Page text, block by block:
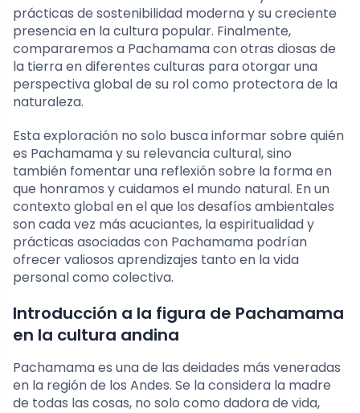
prácticas de sostenibilidad moderna y su creciente
presencia en la cultura popular. Finalmente,
compararemos a Pachamama con otras diosas de
la tierra en diferentes culturas para otorgar una
perspectiva global de su rol como protectora de la
naturaleza.
Esta exploración no solo busca informar sobre quién
es Pachamama y su relevancia cultural, sino
también fomentar una reflexión sobre la forma en
que honramos y cuidamos el mundo natural. En un
contexto global en el que los desafíos ambientales
son cada vez más acuciantes, la espiritualidad y
prácticas asociadas con Pachamama podrían
ofrecer valiosos aprendizajes tanto en la vida
personal como colectiva.
Introducción a la figura de Pachamama
en la cultura andina
Pachamama es una de las deidades más veneradas
en la región de los Andes. Se la considera la madre
de todas las cosas, no solo como dadora de vida,